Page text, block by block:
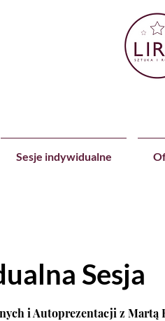
Sesje indywidualne
Sesja
i Autoprezentacji z Martą